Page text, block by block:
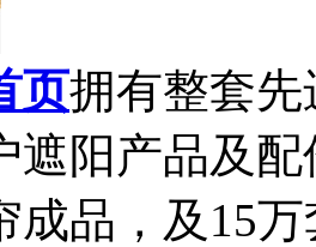
页拥有整套
遮阳产品及
成品，及15